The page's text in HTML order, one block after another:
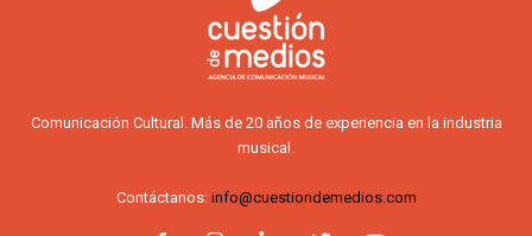
Comunicación Cultural. Más de 20 años de experiencia en la industria
musical.
Contáctanos: info@cuestiondemedios.com